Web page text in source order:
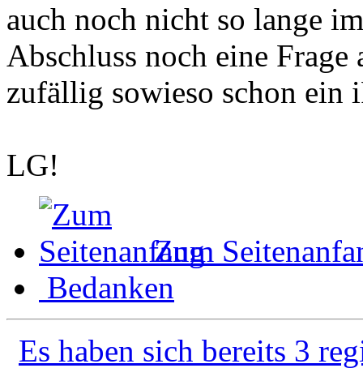
auch noch nicht so lange
Abschluss noch eine
zufällig sowieso schon ein
LG!
Zum
Bedanken
Es haben sich bereits 3